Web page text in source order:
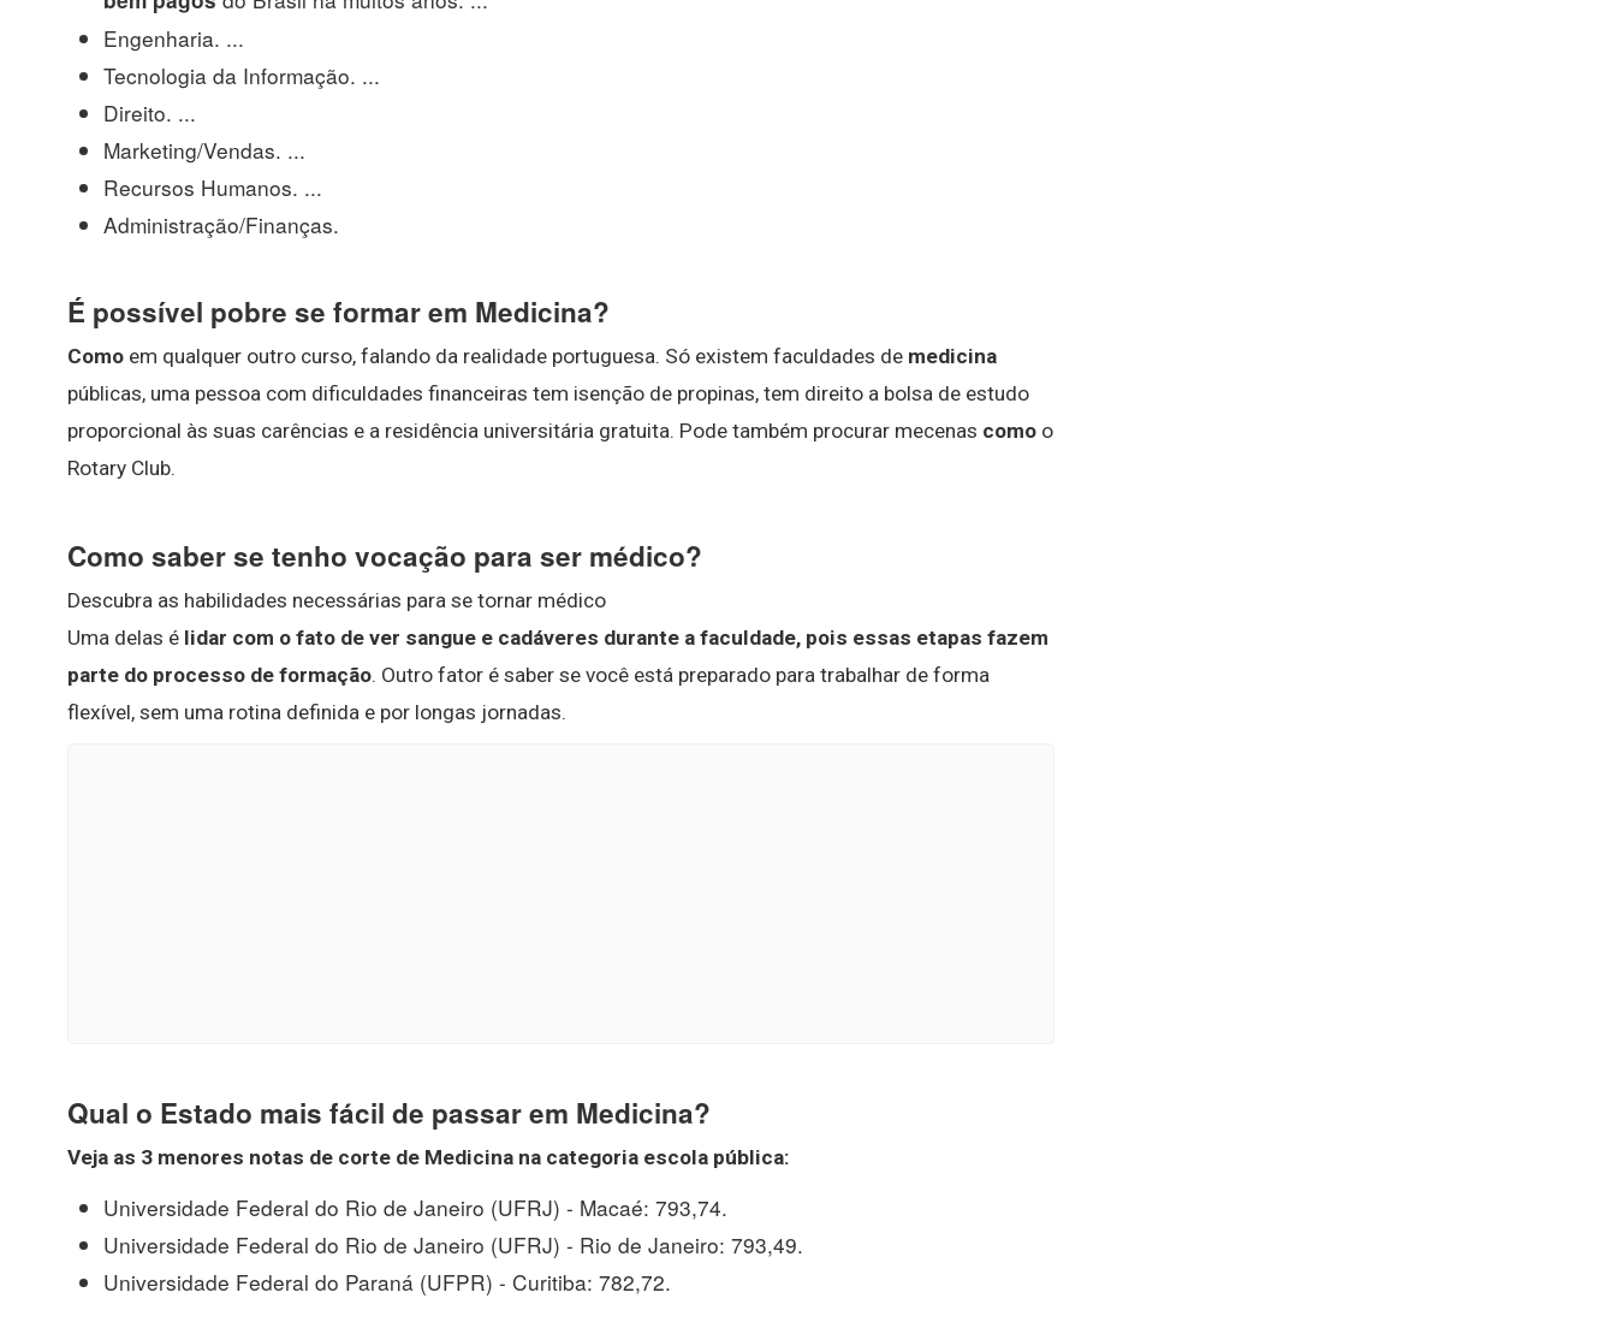
Engenharia. ...
Tecnologia da Informação. ...
Direito. ...
Marketing/Vendas. ...
Recursos Humanos. ...
Administração/Finanças.
É possível pobre se formar em Medicina?
Como em qualquer outro curso, falando da realidade portuguesa. Só existem faculdades de medicina
públicas, uma pessoa com dificuldades financeiras tem isenção de propinas, tem direito a bolsa de estudo
proporcional às suas carências e a residência universitária gratuita. Pode também procurar mecenas como o
Rotary Club.
Como saber se tenho vocação para ser médico?
Descubra as habilidades necessárias para se tornar médico
Uma delas é lidar com o fato de ver sangue e cadáveres durante a faculdade, pois essas etapas fazem
parte do processo de formação. Outro fator é saber se você está preparado para trabalhar de forma
flexível, sem uma rotina definida e por longas jornadas.
Qual o Estado mais fácil de passar em Medicina?
Veja as 3 menores notas de corte de Medicina na categoria escola pública:
Universidade Federal do Rio de Janeiro (UFRJ) - Macaé: 793,74.
Universidade Federal do Rio de Janeiro (UFRJ) - Rio de Janeiro: 793,49.
Universidade Federal do Paraná (UFPR) - Curitiba: 782,72.